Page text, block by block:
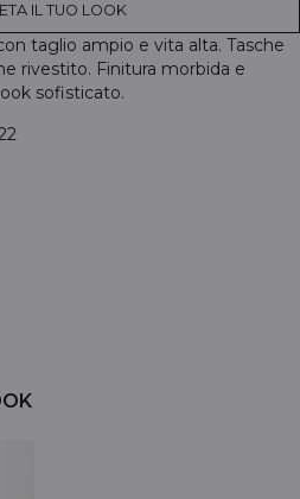
IL TUO LOOK
taglio ampio e vita alta. Tasche
rivestito. Finitura morbida e
sofisticato.